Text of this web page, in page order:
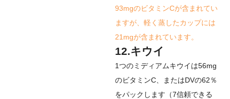
93mgのビタミンCが含まれてい
ますが、軽く蒸したカップには
21mgが含まれています。
12.キウイ
1つのミディアムキウイは56mg
のビタミンC、またはDVの62％
をパックします（7信頼できる